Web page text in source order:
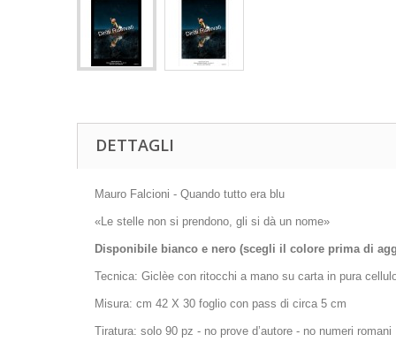
DETTAGLI
Mauro Falcioni - Quando tutto era blu
«Le stelle non si prendono, gli si dà un nome»
Disponibile bianco e nero (scegli il colore prima di
Tecnica: Giclèe con ritocchi a mano su carta in pura
Misura: cm 42 X 30 foglio con pass di circa 5 cm
Tiratura: solo 90 pz - no prove d’autore - no numeri romani